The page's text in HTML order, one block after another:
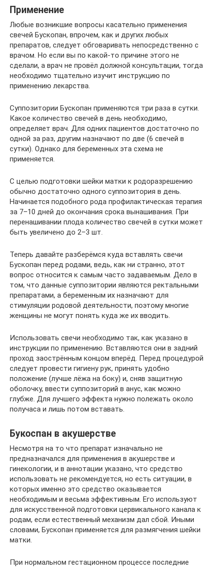
Применение
Любые возникшие вопросы касательно применения
свечей Бускопан, впрочем, как и других любых
препаратов, следует обговаривать непосредственно с
врачом. Но если вы по какой-то причине этого не
сделали, а врач не провёл должной консультации, тогда
необходимо тщательно изучит инструкцию по
применению лекарства.
Суппозитории Бускопан применяются три раза в сутки.
Какое количество свечей в день необходимо,
определяет врач. Для одних пациентов достаточно по
одной за раз, другим назначают по две (6 свечей в
сутки). Однако для беременных эта схема не
применяется.
С целью подготовки шейки матки к родоразрешению
обычно достаточно одного суппозитория в день.
Начинается подобного рода профилактическая терапия
за 7–10 дней до окончания срока вынашивания. При
перенашивании плода количество свечей в сутки может
быть увеличено до 2–3 шт.
Теперь давайте разберёмся куда вставлять свечи
Бускопан перед родами, ведь, как ни странно, этот
вопрос относится к самым часто задаваемым. Дело в
том, что данные суппозитории являются ректальными
препаратами, а беременным их назначают для
стимуляции родовой деятельности, поэтому многие
женщины не могут понять куда же их вводить.
Использовать свечи необходимо так, как указано в
инструкции по применению. Вставляются они в задний
проход заострённым концом вперёд. Перед процедурой
следует провести гигиену рук, принять удобно
положение (лучше лёжа на боку) и, сняв защитную
оболочку, ввести суппозиторий в анус, как можно
глубже. Для лучшего эффекта нужно полежать около
получаса и лишь потом вставать.
Букоспан в акушерстве
Несмотря на то что препарат изначально не
предназначался для применения в акушерстве и
гинекологии, и в аннотации указано, что средство
использовать не рекомендуется, но есть ситуации, в
которых именно это средство оказывается
необходимым и весьма эффективным. Его используют
для искусственной подготовки цервикального канала к
родам, если естественный механизм дал сбой. Иными
словами, Бускопан применяется для размягчения шейки
матки.
При нормальном гестационном процессе последние